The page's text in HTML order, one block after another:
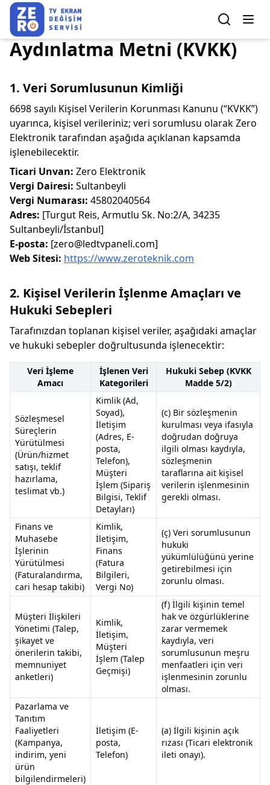
Aydınlatma Metni (KVKK)
1. Veri Sorumlusunun Kimliği
6698 sayılı Kişisel Verilerin Korunması Kanunu (“KVKK”)
uyarınca, kişisel verileriniz; veri sorumlusu olarak Zero
Elektronik tarafından aşağıda açıklanan kapsamda
işlenebilecektir.
Ticari Unvan: Zero Elektronik
Vergi Dairesi: Sultanbeyli
Vergi Numarası: 45802040564
Adres: [Turgut Reis, Armutlu Sk. No:2/A, 34235
Sultanbeyli/İstanbul]
E-posta: [zero@ledtvpaneli.com]
Web Sitesi: https://www.zeroteknik.com
2. Kişisel Verilerin İşlenme Amaçları ve
Hukuki Sebepleri
Tarafınızdan toplanan kişisel veriler, aşağıdaki amaçlar
ve hukuki sebepler doğrultusunda işlenecektir:
Veri İşleme
Amacı
İşlenen Veri
Kategorileri
Hukuki Sebep (KVKK
Madde 5/2)
Sözleşmesel
Süreçlerin
Yürütülmesi
(Ürün/hizmet
satışı, teklif
hazırlama,
teslimat vb.)
Kimlik (Ad,
Soyad),
İletişim
(Adres, E-
posta,
Telefon),
Müşteri
İşlem (Sipariş
Bilgisi, Teklif
Detayları)
(c) Bir sözleşmenin
kurulması veya ifasıyla
doğrudan doğruya
ilgili olması kaydıyla,
sözleşmenin
taraflarına ait kişisel
verilerin işlenmesinin
gerekli olması.
Finans ve
Muhasebe
İşlerinin
Yürütülmesi
(Faturalandırma,
cari hesap takibi)
Kimlik,
İletişim,
Finans
(Fatura
Bilgileri,
Vergi No)
(ç) Veri sorumlusunun
hukuki
yükümlülüğünü yerine
getirebilmesi için
zorunlu olması.
Müşteri İlişkileri
Yönetimi (Talep,
şikayet ve
önerilerin takibi,
memnuniyet
anketleri)
Kimlik,
İletişim,
Müşteri
İşlem (Talep
Geçmişi)
(f) İlgili kişinin temel
hak ve özgürlüklerine
zarar vermemek
kaydıyla, veri
sorumlusunun meşru
menfaatleri için veri
işlenmesinin zorunlu
olması.
Pazarlama ve
Tanıtım
Faaliyetleri
(Kampanya,
indirim, yeni
ürün
bilgilendirmeleri)
İletişim (E-
posta,
Telefon)
(a) İlgili kişinin açık
rızası (Ticari elektronik
ileti onayı).